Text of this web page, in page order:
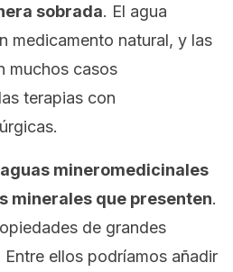
sobrada. El agua
medicamento natural, y las
muchos casos
terapias con
mineromedicinales
minerales que presenten.
de grandes
ellos podríamos añadir